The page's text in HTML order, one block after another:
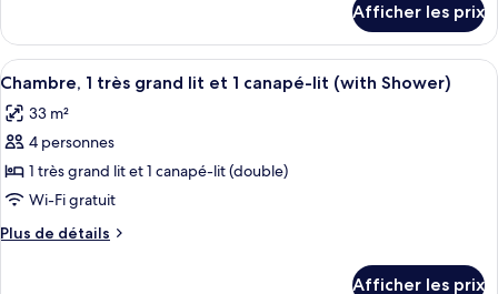
chambre :
Room,
2
Queen
Beds,
Accessible
Room,
Queen
Accessible
Afficher les prix
Afficher
toutes
les
photos
pour
ce
type
de
Une chambre d’hôtel avec un lit, un
4
Chambre, 1 très grand lit et 1 canapé-lit (with Shower)
33 m²
4 personnes
1 très grand lit et 1 canapé-lit (double)
Wi-Fi gratuit
Plus de détails
Plus
Afficher les prix